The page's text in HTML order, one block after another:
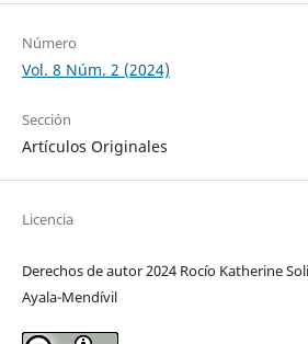
Número
Vol. 8 Núm. 2 (2024)
Sección
Artículos Originales
Licencia
Derechos de autor 2024 Rocío Katherine
Ayala-Mendívil